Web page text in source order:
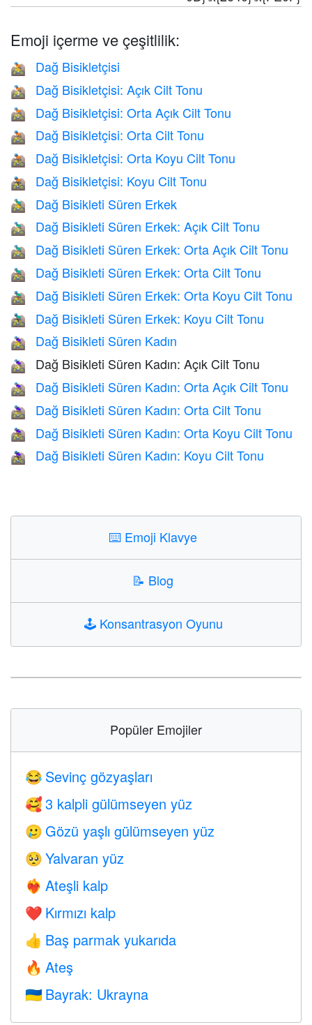
Emoji içerme ve çeşitlilik:
🚵 Dağ Bisikletçisi
🚵🏻 Dağ Bisikletçisi: Açık Cilt Tonu
🚵🏼 Dağ Bisikletçisi: Orta Açık Cilt Tonu
🚵🏽 Dağ Bisikletçisi: Orta Cilt Tonu
🚵🏾 Dağ Bisikletçisi: Orta Koyu Cilt Tonu
🚵🏿 Dağ Bisikletçisi: Koyu Cilt Tonu
🚵‍♂️ Dağ Bisikleti Süren Erkek
🚵🏻‍♂️ Dağ Bisikleti Süren Erkek: Açık Cilt Tonu
🚵🏼‍♂️ Dağ Bisikleti Süren Erkek: Orta Açık Cilt Tonu
🚵🏽‍♂️ Dağ Bisikleti Süren Erkek: Orta Cilt Tonu
🚵🏾‍♂️ Dağ Bisikleti Süren Erkek: Orta Koyu Cilt Tonu
🚵🏿‍♂️ Dağ Bisikleti Süren Erkek: Koyu Cilt Tonu
🚵‍♀️ Dağ Bisikleti Süren Kadın
🚵🏻‍♀️ Dağ Bisikleti Süren Kadın: Açık Cilt Tonu
🚵🏼‍♀️ Dağ Bisikleti Süren Kadın: Orta Açık Cilt Tonu
🚵🏽‍♀️ Dağ Bisikleti Süren Kadın: Orta Cilt Tonu
🚵🏾‍♀️ Dağ Bisikleti Süren Kadın: Orta Koyu Cilt Tonu
🚵🏿‍♀️ Dağ Bisikleti Süren Kadın: Koyu Cilt Tonu
⌨️ Emoji Klavye
📝 Blog
🕹️ Konsantrasyon Oyunu
Popüler Emojiler
😂 Sevinç gözyaşları
🥰 3 kalpli gülümseyen yüz
🥲 Gözü yaşlı gülümseyen yüz
🥺 Yalvaran yüz
❤️‍🔥 Ateşli kalp
❤️ Kırmızı kalp
👍 Baş parmak yukarıda
🔥 Ateş
🇺🇦 Bayrak: Ukrayna